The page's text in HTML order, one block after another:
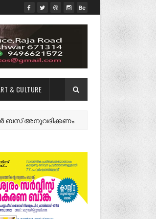
& CULTURE
NEWS FEATURES